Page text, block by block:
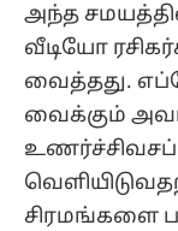
அந்த
வீடியோ
வைத்தது.
வைக்கும்
சிரமங்களை